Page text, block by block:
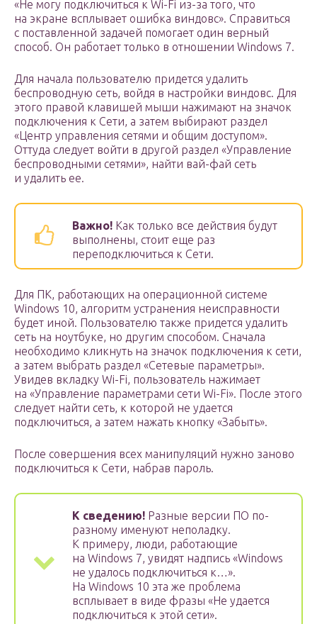
«Не могу подключиться к Wi-Fi из-за того, что
на экране всплывает ошибка виндовс». Справиться
с поставленной задачей помогает один верный
способ. Он работает только в отношении Windows 7.
Для начала пользователю придется удалить
беспроводную сеть, войдя в настройки виндовс. Для
этого правой клавишей мыши нажимают на значок
подключения к Сети, а затем выбирают раздел
«Центр управления сетями и общим доступом».
Оттуда следует войти в другой раздел «Управление
беспроводными сетями», найти вай-фай сеть
и удалить ее.
Важно! Как только все действия будут
выполнены, стоит еще раз
переподключиться к Сети.
Для ПК, работающих на операционной системе
Windows 10, алгоритм устранения неисправности
будет иной. Пользователю также придется удалить
сеть на ноутбуке, но другим способом. Сначала
необходимо кликнуть на значок подключения к сети,
а затем выбрать раздел «Сетевые параметры».
Увидев вкладку Wi-Fi, пользователь нажимает
на «Управление параметрами сети Wi-Fi». После этого
следует найти сеть, к которой не удается
подключиться, а затем нажать кнопку «Забыть».
После совершения всех манипуляций нужно заново
подключиться к Сети, набрав пароль.
К сведению! Разные версии ПО по-
разному именуют неполадку.
К примеру, люди, работающие
на Windows 7, увидят надпись «Windows
не удалось подключиться к…».
На Windows 10 эта же проблема
всплывает в виде фразы «Не удается
подключиться к этой сети».